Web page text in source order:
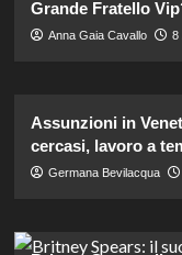
Grande Fratello
Anna Gaia Cavallo 8
Assunzioni in
cercasi, lavoro a
Germana Bevilacqua